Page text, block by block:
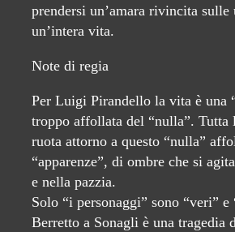
prendersi un’amara rivincita
un’intera vita.
Note di regia
Per Luigi Pirandello la vita è una
troppo affollata del “nulla”. Tutta
ruota attorno a questo “nulla”
“apparenze”, di ombre che si
e nella pazzia.
Solo “i personaggi” sono “veri”
Berretto a Sonagli è una tragedia